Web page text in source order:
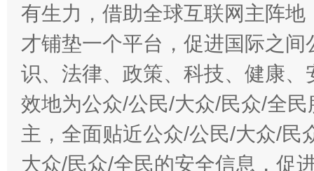
有生力，借助全球互联网主阵
才铺垫一个平台，促进国际之
识、法律、政策、科技、健康
效地为公众/公民/大众/民众/全
主，全面贴近公众/公民/大众/民
大众/民众/全民的安全信息，促